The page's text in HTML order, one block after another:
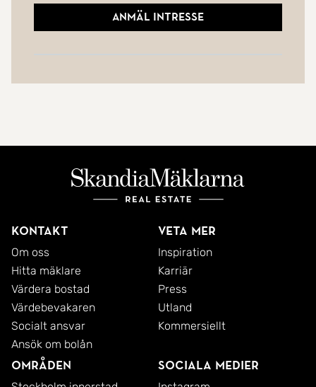
Anmäl intresse
Kontakt
Om oss
Hitta mäklare
Värdera bostad
Värdebevakaren
Socialt ansvar
Ansök om bolån
Veta mer
Inspiration
Karriär
Press
Utland
Kommersiellt
Områden
Sociala medier